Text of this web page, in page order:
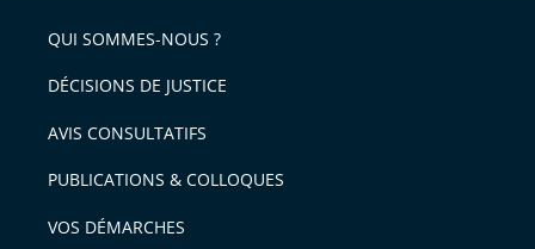
arriver
après
l'article
pour
avant
QUI SOMMES-NOUS ?
DÉCISIONS DE JUSTICE
AVIS CONSULTATIFS
PUBLICATIONS & COLLOQUES
VOS DÉMARCHES